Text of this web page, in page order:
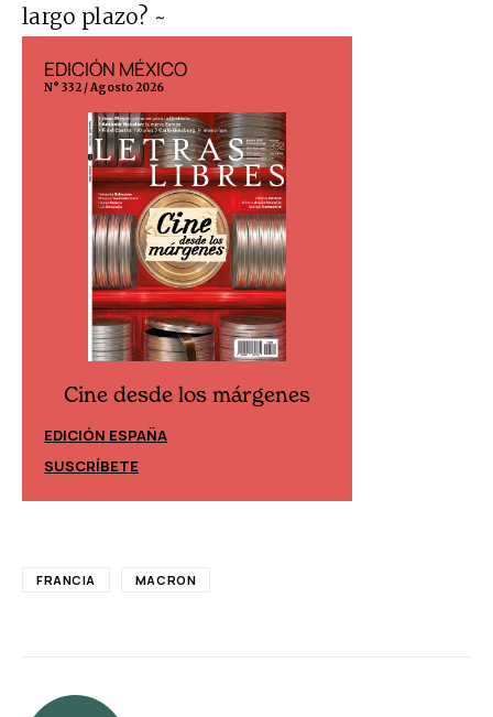
largo plazo? ~
EDICIÓN MÉXICO
N° 332 / Agosto 2026
Cine desde los márgenes
EDICIÓN ESPAÑA
SUSCRÍBETE
FRANCIA MACRON